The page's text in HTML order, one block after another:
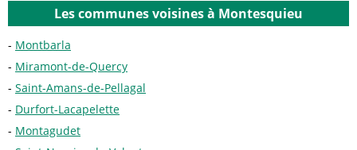
Les communes voisines à Montesquieu
Montbarla
Miramont-de-Quercy
Saint-Amans-de-Pellagal
Durfort-Lacapelette
Montagudet